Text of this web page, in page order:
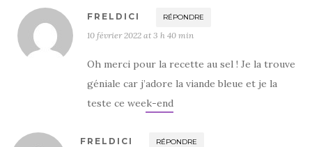
FRELDICI RÉPONDRE
10 février 2022 at 3 h 40 min
Oh merci pour la recette au sel ! Je la trouve
géniale car j’adore la viande bleue et je la
teste ce week-end
FRELDICI RÉPONDRE